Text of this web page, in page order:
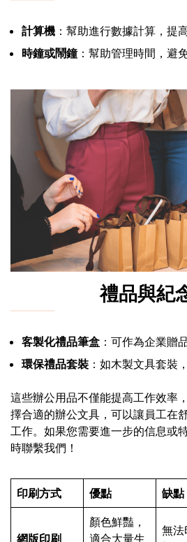
計算機 ：幫助進行數據計算，提
時鐘或鬧鐘：幫助管理時間，避免
禮品與紀
客製化禮品筆盒 ：可作為企業贈
環保禮品套裝 ：如木製文具套裝
這些辦公用品不僅能提高工作效率
擇合適的辦公文具，可以讓員工在
工作。如果您需要進一步的信息或
時聯繫我們！
印刷方式 優點 缺點
網版印刷
顏色鮮豔，
適合大量生
無法